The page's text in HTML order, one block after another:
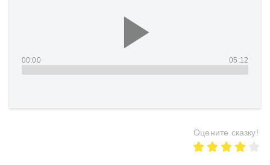
00:00 05:12
Оцените сказку!